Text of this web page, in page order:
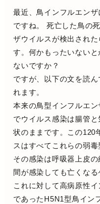
最近、鳥インフルエン
ですね。 死亡した鳥の
ザウイルスが検出され
す。何かもったいない
ないですか？
ですが、以下の文を読
れます。
本来の鳥型インフルエン
でウイルス感染は腸管
状のままです。この120
スはすべてこれらの弱
その感染は呼吸器上皮
間が感染しても亡くなる
これに対して高病原性
であったH5N1型鳥イン